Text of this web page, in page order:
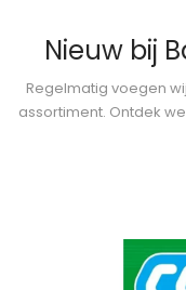
Nieuw bij
Regelmatig voegen
assortiment. Ontdek